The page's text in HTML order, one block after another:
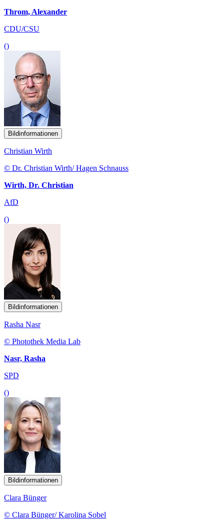
Throm, Alexander
CDU/CSU
()
Bildinformationen
Christian Wirth
© Dr. Christian Wirth/ Hagen Schnauss
Wirth, Dr. Christian
AfD
()
Bildinformationen
Rasha Nasr
© Photothek Media Lab
Nasr, Rasha
SPD
()
Bildinformationen
Clara Bünger
© Clara Bünger/ Karolina Sobel